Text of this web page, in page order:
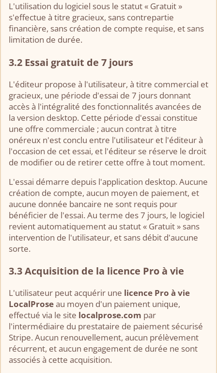
L'utilisation du logiciel sous le statut « Gratuit »
s'effectue à titre gracieux, sans contrepartie
financière, sans création de compte requise, et sans
limitation de durée.
3.2 Essai gratuit de 7 jours
L'éditeur propose à l'utilisateur, à titre commercial et
gracieux, une période d'essai de 7 jours donnant
accès à l'intégralité des fonctionnalités avancées de
la version desktop. Cette période d'essai constitue
une offre commerciale ; aucun contrat à titre
onéreux n'est conclu entre l'utilisateur et l'éditeur à
l'occasion de cet essai, et l'éditeur se réserve le droit
de modifier ou de retirer cette offre à tout moment.
L'essai démarre depuis l'application desktop. Aucune
création de compte, aucun moyen de paiement, et
aucune donnée bancaire ne sont requis pour
bénéficier de l'essai. Au terme des 7 jours, le logiciel
revient automatiquement au statut « Gratuit » sans
intervention de l'utilisateur, et sans débit d'aucune
sorte.
3.3 Acquisition de la licence Pro à vie
L'utilisateur peut acquérir une licence Pro à vie
LocalProseau moyen d'un paiement unique,
effectué via le site localprose.com par
l'intermédiaire du prestataire de paiement sécurisé
Stripe. Aucun renouvellement, aucun prélèvement
récurrent, et aucun engagement de durée ne sont
associés à cette acquisition.